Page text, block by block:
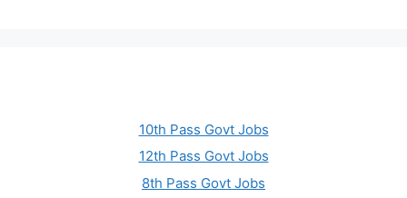
10th Pass Govt Jobs
12th Pass Govt Jobs
8th Pass Govt Jobs